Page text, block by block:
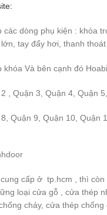
các dòng phụ kiện : khóa
tay đẩy hơi, thanh
khóa Và bên cạnh đó
, Quận 3, Quận 4, Quận
Quận 9, Quận 10, Quận
cấp ở tp.hcm , thì
loại cửa gỗ , cửa thép
cháy, cửa thép